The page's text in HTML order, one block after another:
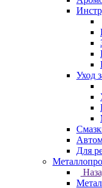
Уход
Для